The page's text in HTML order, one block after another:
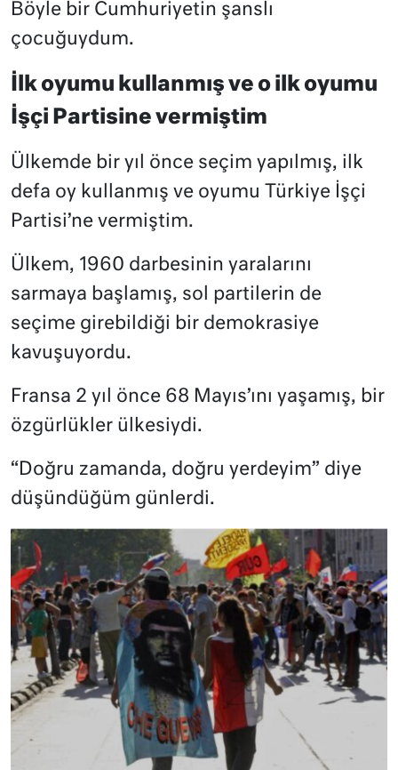
Böyle bir Cumhuriyetin şanslı
çocuğuydum.
İlk oyumu kullanmış ve o ilk oyumu
İşçi Partisine vermiştim
Ülkemde bir yıl önce seçim yapılmış, ilk
defa oy kullanmış ve oyumu Türkiye İşçi
Partisi’ne vermiştim.
Ülkem, 1960 darbesinin yaralarını
sarmaya başlamış, sol partilerin de
seçime girebildiği bir demokrasiye
kavuşuyordu.
Fransa 2 yıl önce 68 Mayıs’ını yaşamış, bir
özgürlükler ülkesiydi.
“Doğru zamanda, doğru yerdeyim” diye
düşündüğüm günlerdi.